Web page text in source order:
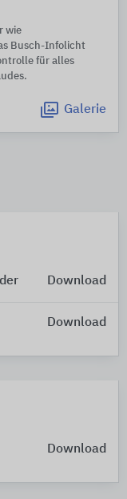
wie
Busch-Infolicht
für alles
Galerie
Download
Download
Download